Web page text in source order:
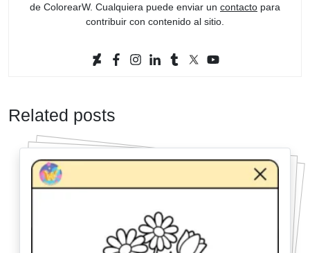
de ColorearW. Cualquiera puede enviar un contacto para
contribuir con contenido al sitio.
Related posts